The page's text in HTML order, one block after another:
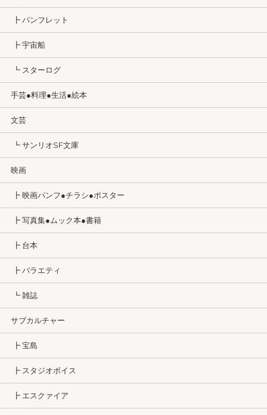
┣ パンフレット
┣ 宇宙船
┗ スターログ
手芸●料理●生活●絵本
文芸
┗ サンリオSF文庫
映画
┣ 映画パンフ●チラシ●ポスター
┣ 写真集●ムック本●書籍
┣ 台本
┣ バラエティ
┗ 雑誌
サブカルチャー
┣ 宝島
┣ スタジオボイス
┣ エスクァイア